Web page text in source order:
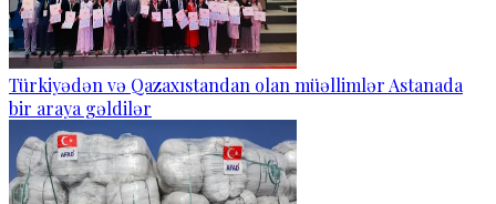
Türkiyədən və Qazaxıstandan olan müəllimlər Astanada
bir araya gəldilər